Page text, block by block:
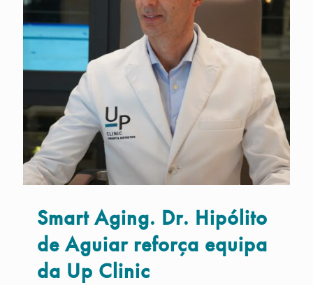
Smart Aging. Dr. Hipólito
de Aguiar reforça equipa
da Up Clinic